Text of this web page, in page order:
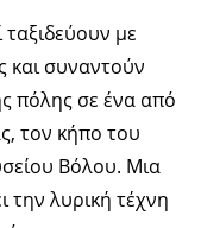
ταξιδεύουν με
και συναντούν
πόλης σε ένα από
τον κήπο του
Βόλου. Μια
λυρική τέχνη